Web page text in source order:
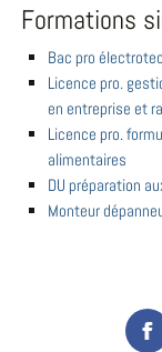
Formations
Bac pro
Licence pro.
en entreprise et
Licence pro.
alimentaires
DU préparation
Monteur